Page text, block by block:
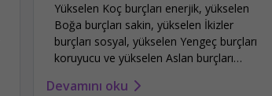
Yükselen Koç burçları enerjik, yükselen
Boğa burçları sakin, yükselen İkizler
burçları sosyal, yükselen Yengeç burçları
koruyucu ve yükselen Aslan burçları
Devamını oku